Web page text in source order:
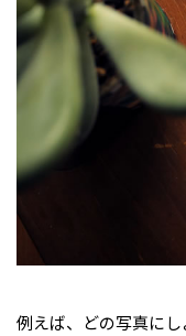
例えば、どの写真に